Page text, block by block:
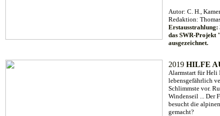
Autor: C. H.,
Redaktion:
Erstausstrahlung:
das SWR-Projekt
ausgezeichnet.
2019 HILFE
Alarmstart für Heli
lebensgefährlich
Schlimmste vor.
Windenseil ... Der
besucht die
gemacht?